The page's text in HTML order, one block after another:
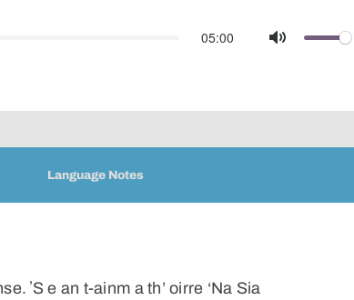
05:00
Mute
Language Notes
ʼS e an t-ainm a th’ oirre ‘Na Sia